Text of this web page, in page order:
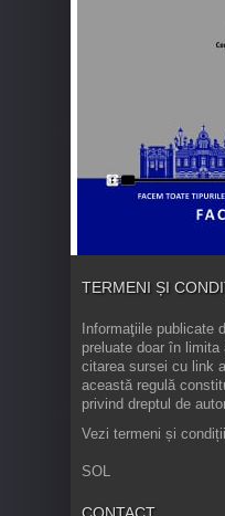
TERMENI ȘI
Informaţiile publicate
preluate doar în
citarea sursei cu link
această regulă
privind dreptul de
Vezi termeni și condiții
SOL